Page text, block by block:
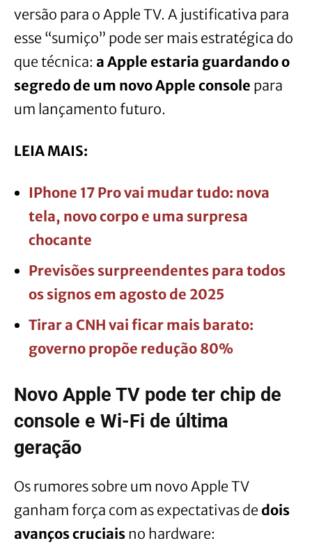
versão para o Apple TV. A justificativa para
esse “sumiço” pode ser mais estratégica do
que técnica: a Apple estaria guardando o
segredo de um novo Apple console para
um lançamento futuro.
LEIA MAIS:
IPhone 17 Pro vai mudar tudo: nova
tela, novo corpo e uma surpresa
chocante
Previsões surpreendentes para todos
os signos em agosto de 2025
Tirar a CNH vai ficar mais barato:
governo propõe redução 80%
Novo Apple TV pode ter chip de
console e Wi-Fi de última
geração
Os rumores sobre um novo Apple TV
ganham força com as expectativas de dois
avanços cruciais no hardware: